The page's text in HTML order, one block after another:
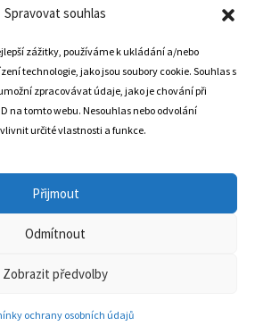
Spravovat souhlas
zážitky, používáme k ukládání a/nebo
technologie, jako jsou soubory cookie. Souhlas s
zpracovávat údaje, jako je chování při
na tomto webu. Nesouhlas nebo odvolání
určité vlastnosti a funkce.
Přijmout
Odmítnout
Zobrazit předvolby
ochrany osobních údajů
518,
02801